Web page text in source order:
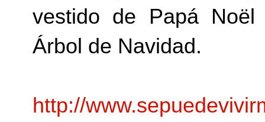
vestido de Papá Noël
Árbol de Navidad.
http://